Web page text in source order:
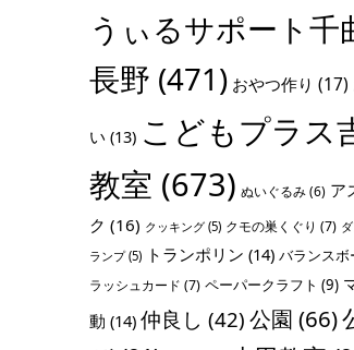
うぃるサポート千
長野 (471) おやつ作り (17)
い (13) こどもプラス
教室 (673) ぬいぐるみ(6) ア
ク (16) クッキング (5) クモの巣くぐり (7)
ランプ(5) トランポリン (14) バランスボ
ラッシュカード (7) ペーパークラフト (9)
動 (14) 仲良し (42) 公園 (66)